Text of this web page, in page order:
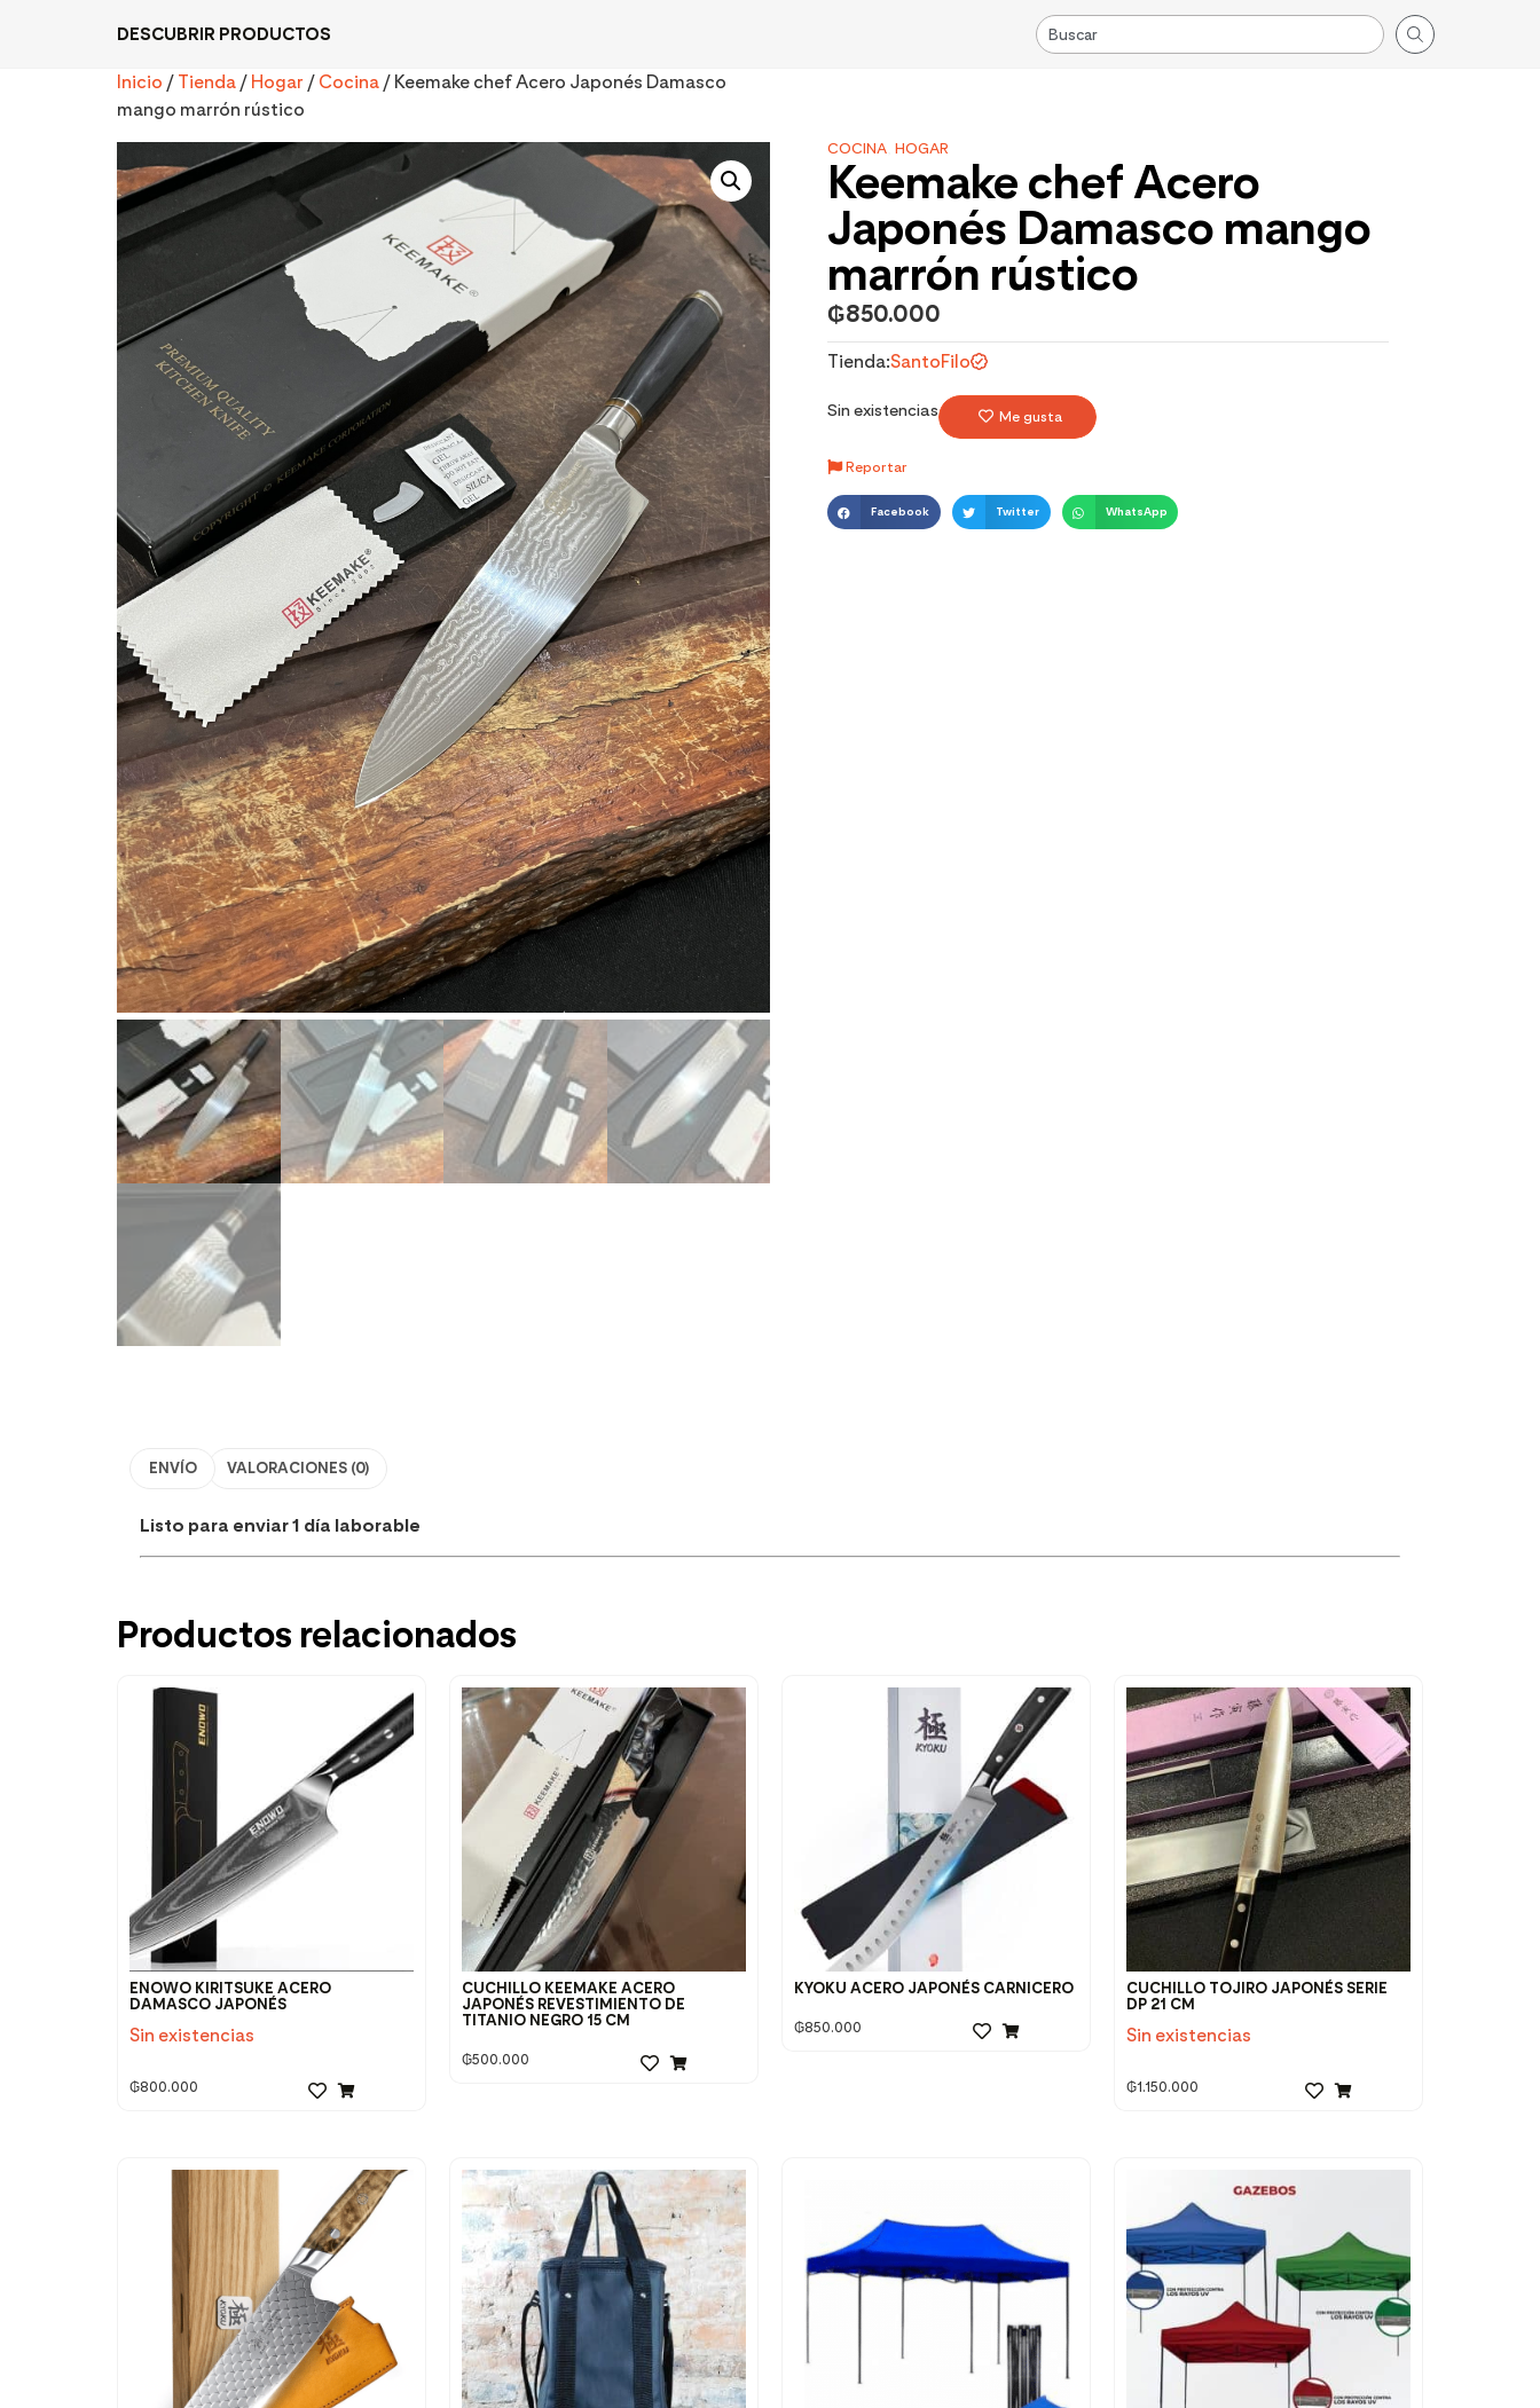
DESCUBRIR PRODUCTOS
Inicio / Tienda / Hogar / Cocina / Keemake chef Acero Japonés Damasco
mango marrón rústico
COCINA HOGAR
Keemake chef Acero
Japonés Damasco mango
marrón rústico
₲850.000
Tienda:SantoFilo
Sin existencias Me gusta
Reportar
Facebook Twitter WhatsApp
ENVÍO VALORACIONES (0)
Listo para enviar 1 día laborable
Productos relacionados
ENOWO KIRITSUKE ACERO
DAMASCO JAPONÉS
Sin existencias
₲800.000
CUCHILLO KEEMAKE ACERO
JAPONÉS REVESTIMIENTO DE
TITANIO NEGRO 15 CM
₲500.000
KYOKU ACERO JAPONÉS CARNICERO
₲850.000
CUCHILLO TOJIRO JAPONÉS SERIE
DP 21 CM
Sin existencias
₲1.150.000